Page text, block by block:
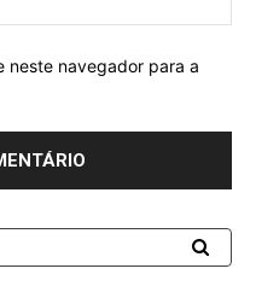
neste navegador para a